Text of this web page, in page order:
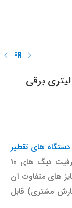
دستگاه های تقطیر
مهرسا استیل می باشد که با ظرفیت دیگ های 10
سایز های متفاوت آن
مشتری) قابل